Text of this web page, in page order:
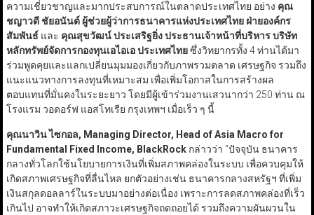
ความเชี่ยวชาญและมากประสบการณ์ในตลาดประเทศไทย อย่าง คุณ
ชญาวดี ชัยอนันต์ ผู้ช่วยผู้ว่าการธนาคารแห่งประเทศไทย ฝ่ายองค์กร
สัมพันธ์ และ คุณสุขวัฒน์ ประเสริฐยิ่ง ประธานเจ้าหน้าที่บริหาร บริษัท
หลักทรัพย์จัดการกองทุนเอไอเอ ประเทศไทยซึ่งวิทยากรทั้ง 4 ท่านได้มา
ร่วมพูดคุยและแลกเปลี่ยนมุมมองเกี่ยวกับภาพรวมตลาด เศรษฐกิจ รวมถึง
แนะแนวทางการลงทุนที่เหมาะสม เพื่อเพิ่มโอกาสในการสร้างผล
ตอบแทนที่มั่นคงในระยะยาว โดยมีผู้เข้าร่วมงานเสวนากว่า 250 ท่าน ณ
โรงแรม วอดอร์ฟ แอสโทเรีย กรุงเทพฯ เมื่อเร็ว ๆ นี้
คุณนาวิน ไซกอล, Managing Director, Head of Asia Macro for
Fundamental Fixed Income, BlackRockกล่าวว่า “ปัจจุบัน ธนาคาร
กลางทั่วโลกใช้นโยบายการเงินที่เพิ่มสภาพคล่องในระบบ เพื่อควบคุมให้
เกิดสภาพเศรษฐกิจที่ลื่นไหล ยกตัวอย่างเช่น ธนาคารกลางสหรัฐฯ ที่เพิ่ม
เงินสกุลดอลลาร์ในระบบมาอย่างต่อเนื่อง เพราะการลดสภาพคล่องที่เร็ว
เกินไป อาจทำให้เกิดสภาวะเศรษฐกิจถดถอยได้ รวมถึงความผันผวนใน